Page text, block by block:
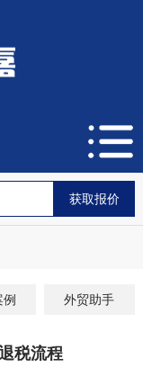
例 外贸助手
税流程